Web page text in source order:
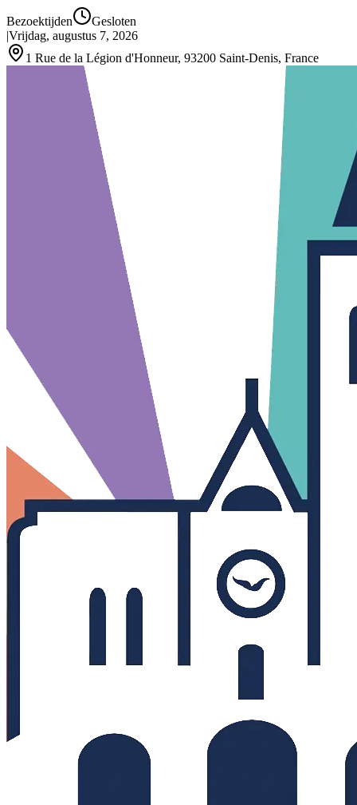
Bezoektijden
Gesloten
|Vrijdag, augustus 7, 2026
1 Rue de la Légion d'Honneur, 93200 Saint‑Denis, France